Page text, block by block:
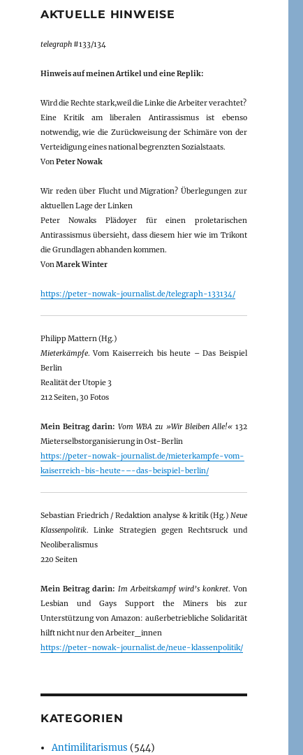
AKTUELLE HINWEISE
telegraph#133/134
Hinweis auf meinen Artikel und eine Replik:
Wird die Rechte stark,weil die Linke die Arbeiter verachtet?
Eine Kritik am liberalen Antirassismus ist ebenso
notwendig, wie die Zurückweisung der Schimäre von der
Verteidigung eines national begrenzten Sozialstaats.
VonPeter Nowak
Wir reden über Flucht und Migration? Überlegungen zur
aktuellen Lage der Linken
Peter Nowaks Plädoyer für einen proletarischen
Antirassismus übersieht, dass diesem hier wie im Trikont
die Grundlagen abhanden kommen.
VonMarek Winter
https://peter-nowak-journalist.de/telegraph-133134/
Philipp Mattern (Hg.)
Mieterkämpfe. Vom Kaiserreich bis heute – Das Beispiel
Berlin
Realität der Utopie 3
212 Seiten, 30 Fotos
Mein Beitrag darin: Vom WBA zu »Wir Bleiben Alle!«132
Mieterselbstorganisierung in Ost-Berlin
https://peter-nowak-journalist.de/mieterkampfe-vom-
kaiserreich-bis-heute-–-das-beispiel-berlin/
Sebastian Friedrich / Redaktion analyse & kritik (Hg.) Neue
Klassenpolitik. Linke Strategien gegen Rechtsruck und
Neoliberalismus
220 Seiten
Mein Beitrag darin: Im Arbeitskampf wird’s konkret. Von
Lesbian und Gays Support the Miners bis zur
Unterstützung von Amazon: außerbetriebliche Solidarität
hilft nicht nur den Arbeiter_innen
https://peter-nowak-journalist.de/neue-klassenpolitik/
KATEGORIEN
Antimilitarismus (544)